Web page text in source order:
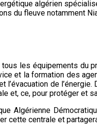
algérien
du fleuve notamment
tous les équipements
et la formation des
de
et, ce, pour protéger et
Algérienne
cette centrale et